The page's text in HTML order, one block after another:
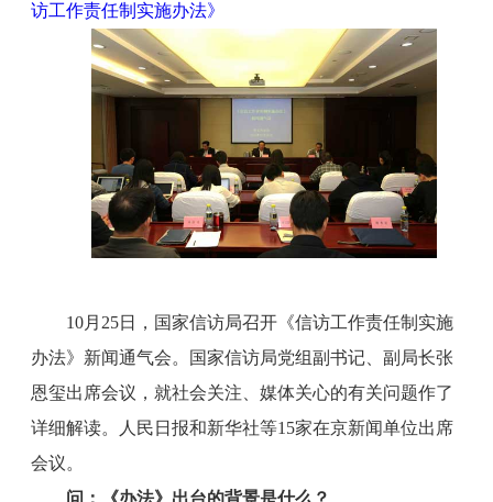
访工作责任制实施办法》
10月25日，国家信访局召开《信访工作责任制实施
办法》新闻通气会。国家信访局党组副书记、副局长张
恩玺出席会议，就社会关注、媒体关心的有关问题作了
详细解读。人民日报和新华社等15家在京新闻单位出席
会议。
问：《办法》出台的背景是什么？